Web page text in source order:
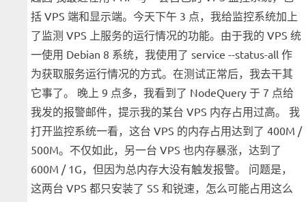
括 VPS 端和显示端。今天下午 3 点，我给监控系统加上
了监测 VPS 上服务的运行情况的功能。由于我的 VPS 统
一使用 Debian 8 系统，我使用了 service --status-all 作
为获取服务运行情况的方式。在测试正常后，我去干其
它事了。 晚上 9 点多，我看到了 NodeQuery 于 7 点给
我发的报警邮件，提示我的某台 VPS 内存占用过高。 我
打开监控系统一看，这台 VPS 的内存占用达到了 400M /
500M。不仅如此，另一台 VPS 也内存暴涨，达到了
600M / 1G，但因为总内存大没有触发报警。 问题是，
这两台 VPS 都只安装了 SS 和锐速，怎么可能占用这么